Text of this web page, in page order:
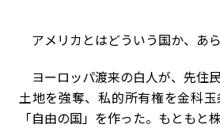
アメリカとはどういう国か、あ
ヨーロッパ渡来の白人が、先住
土地を強奪、私的所有権を金科
「自由の国」を作った。もともと